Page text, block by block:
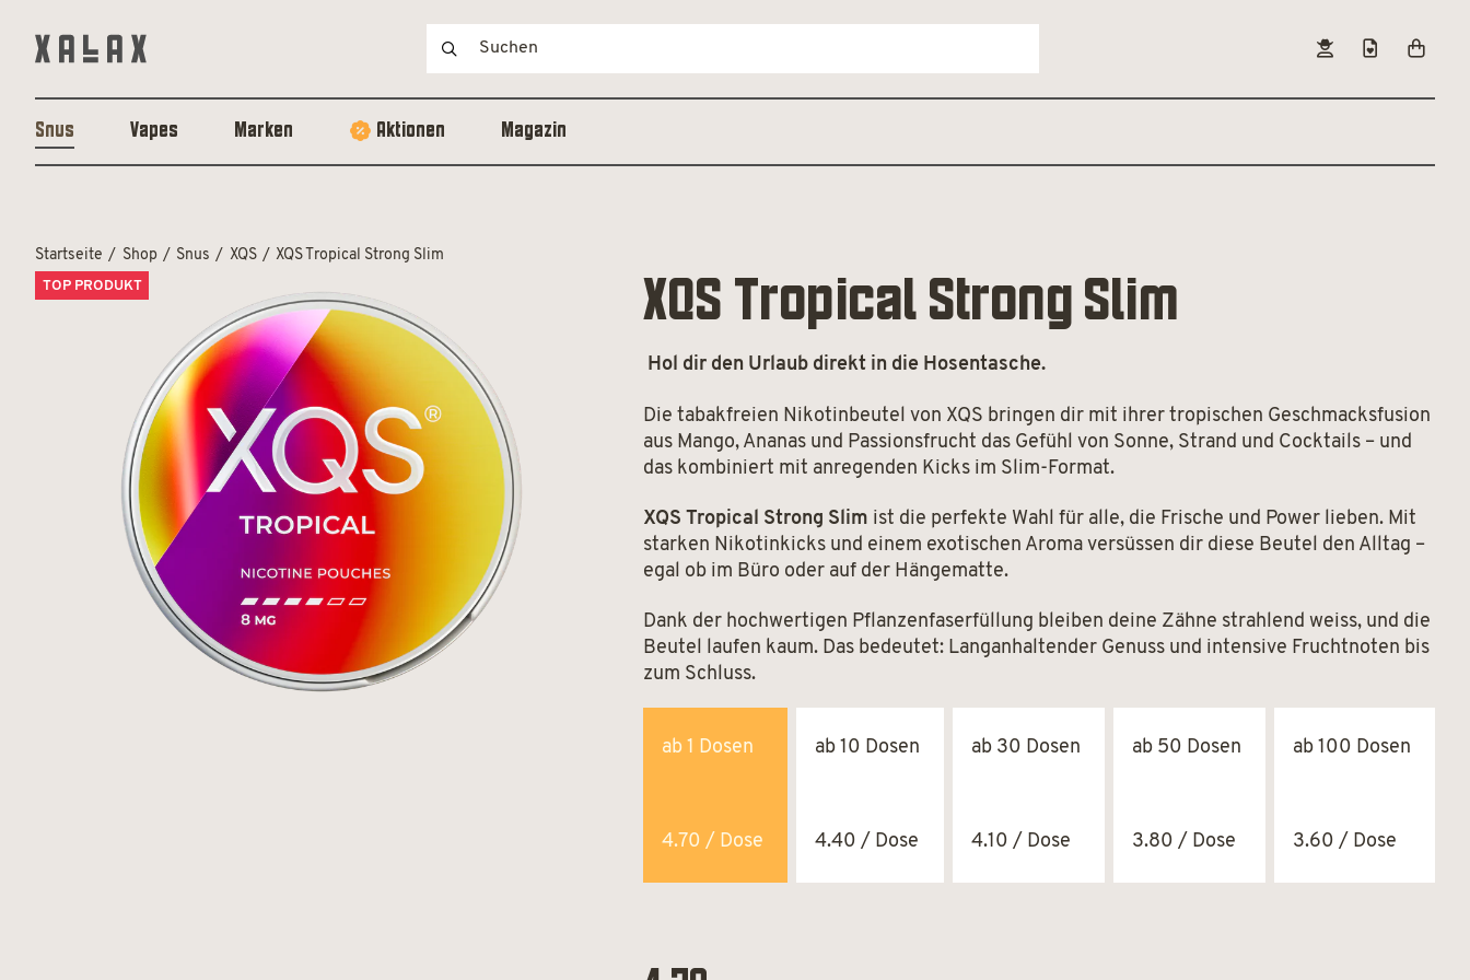
Snus Vapes Marken Aktionen Magazin
Startseite Shop Snus XQS XQS Tropical Strong Slim
TOP PRODUKT XQS Tropical Strong Slim
Hol dir den Urlaub direkt in die Hosentasche.
Die tabakfreien Nikotinbeutel von XQS bringen dir mit ihrer tropischen Geschmacksfusion
aus Mango, Ananas und Passionsfrucht das Gefühl von Sonne, Strand und Cocktails – und
das kombiniert mit anregenden Kicks im Slim-Format.
XQS Tropical Strong Slim ist die perfekte Wahl für alle, die Frische und Power lieben. Mit
starken Nikotinkicks und einem exotischen Aroma versüssen dir diese Beutel den Alltag –
egal ob im Büro oder auf der Hängematte.
Dank der hochwertigen Pflanzenfaserfüllung bleiben deine Zähne strahlend weiss, und die
Beutel laufen kaum. Das bedeutet: Langanhaltender Genuss und intensive Fruchtnoten bis
zum Schluss.
ab 1 Dosen
4.70 / Dose
ab 10 Dosen
4.40 / Dose
ab 30 Dosen
4.10 / Dose
ab 50 Dosen
3.80 / Dose
ab 100 Dosen
3.60 / Dose